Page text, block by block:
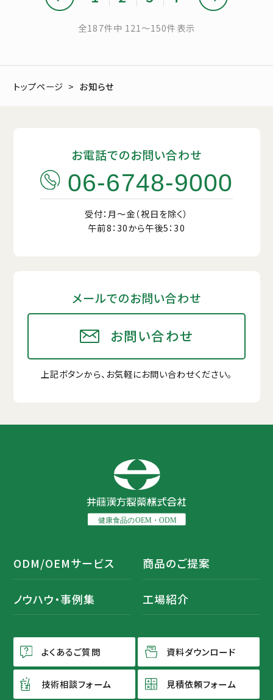
全187件中 121～150件表示
トップページ お知らせ
お電話でのお問い合わせ
06-6748-9000
受付：月〜金（祝日を除く）
午前8：30から午後5：30
メールでのお問い合わせ
お問い合わせ
上記ボタンから、お気軽にお問い合わせください。
ODM/OEMサービス 商品のご提案
ノウハウ・事例集 工場紹介
よくあるご質問 資料ダウンロード
技術相談フォーム 見積依頼フォーム